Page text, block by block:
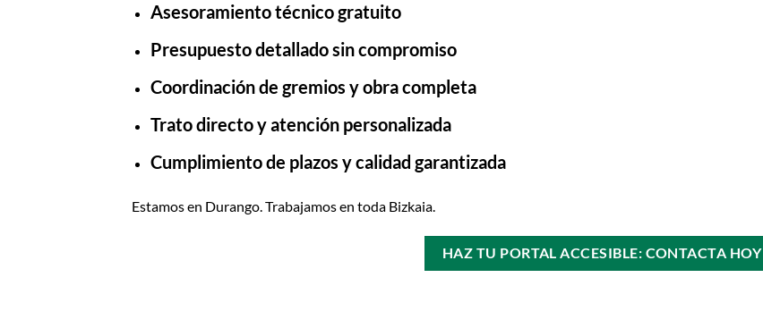
Asesoramiento técnico gratuito
Presupuesto detallado sin compromiso
Coordinación de gremios y obra completa
Trato directo y atención personalizada
Cumplimiento de plazos y calidad garantizada
Estamos en Durango. Trabajamos en toda Bizkaia.
HAZ TU PORTAL ACCESIBLE: CONTACTA HOY